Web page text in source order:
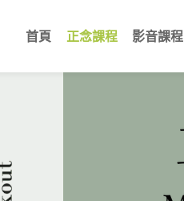
首頁 正念課程 影音課程